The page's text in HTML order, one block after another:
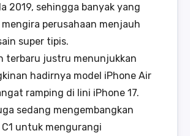
2019, sehingga banyak yang
perusahaan menjauh
super tipis.
terbaru justru menunjukkan
hadirnya model iPhone Air
ramping di lini iPhone 17.
sedang mengembangkan
C1 untuk mengurangi